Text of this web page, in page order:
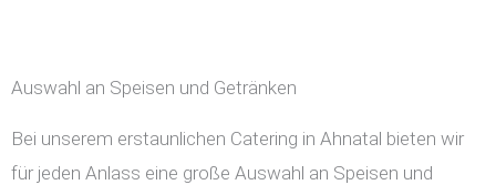
Auswahl an Speisen und Getränken
Bei unserem erstaunlichen Catering in Ahnatal bieten wir
für jeden Anlass eine große Auswahl an Speisen und